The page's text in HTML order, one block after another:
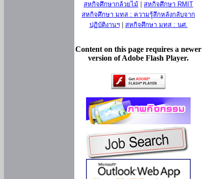
สหกิจศึกษากล้วยไม้
สหกิจศึกษา RMIT
สหกิจศึกษา มทส : ความรู้สึกหลังกลับจาก
ปฏิบัติงานฯ| สหกิจศึกษา มทส : นศ.
Content on this page requires a newer
version of Adobe Flash Player.